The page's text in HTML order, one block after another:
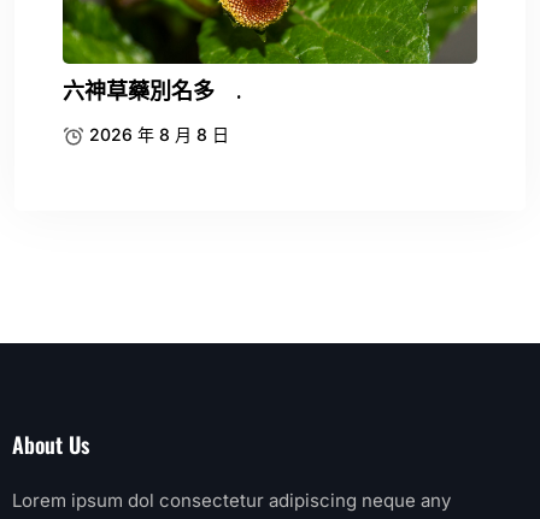
六神草藥別名多 .
2026 年 8 月 8 日
About Us
Lorem ipsum dol consectetur adipiscing neque any